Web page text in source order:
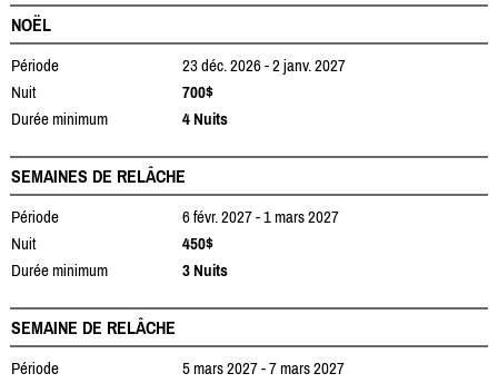
NOËL
Période
23 déc. 2026 - 2 janv. 2027
Nuit
700$
Durée minimum
4 Nuits
SEMAINES DE RELÂCHE
Période
6 févr. 2027 - 1 mars 2027
Nuit
450$
Durée minimum
3 Nuits
SEMAINE DE RELÂCHE
Période
5 mars 2027 - 7 mars 2027